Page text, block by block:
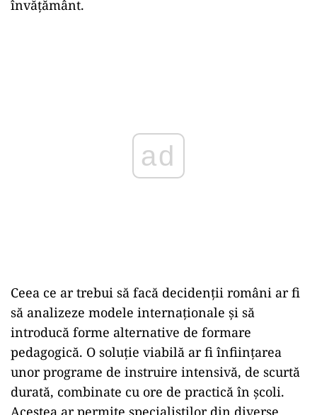
învățământ.
ad
Ceea ce ar trebui să facă decidenții români ar fi
să analizeze modele internaționale și să
introducă forme alternative de formare
pedagogică. O soluție viabilă ar fi înființarea
unor programe de instruire intensivă, de scurtă
durată, combinate cu ore de practică în școli.